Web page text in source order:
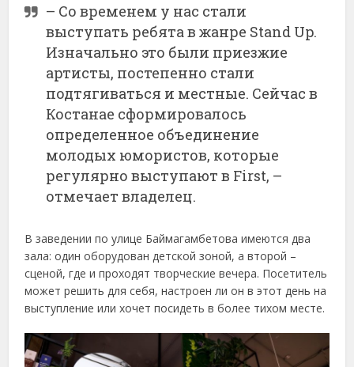
– Со временем у нас стали
выступать ребята в жанре Stand Up.
Изначально это были приезжие
артисты, постепенно стали
подтягиваться и местные. Сейчас в
Костанае сформировалось
определенное объединение
молодых юмористов, которые
регулярно выступают в First, –
отмечает владелец.
В заведении по улице Баймагамбетова имеются два
зала: один оборудован детской зоной, а второй –
сценой, где и проходят творческие вечера. Посетитель
может решить для себя, настроен ли он в этот день на
выступление или хочет посидеть в более тихом месте.